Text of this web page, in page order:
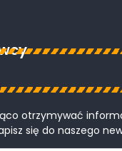
otrzymywać
się do naszego